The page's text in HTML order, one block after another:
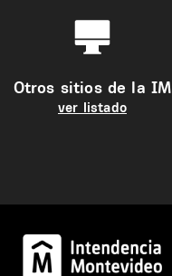
Otros sitios de la IM
ver listado